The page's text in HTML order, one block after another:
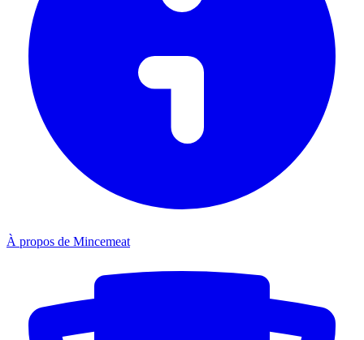
À propos de Mincemeat